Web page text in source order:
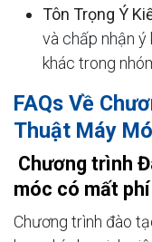
Tôn Trọng Ý
và chấp nhận
khác trong
FAQs Về
Thuật Máy
Chương trình
móc có mất
Chương trình đào